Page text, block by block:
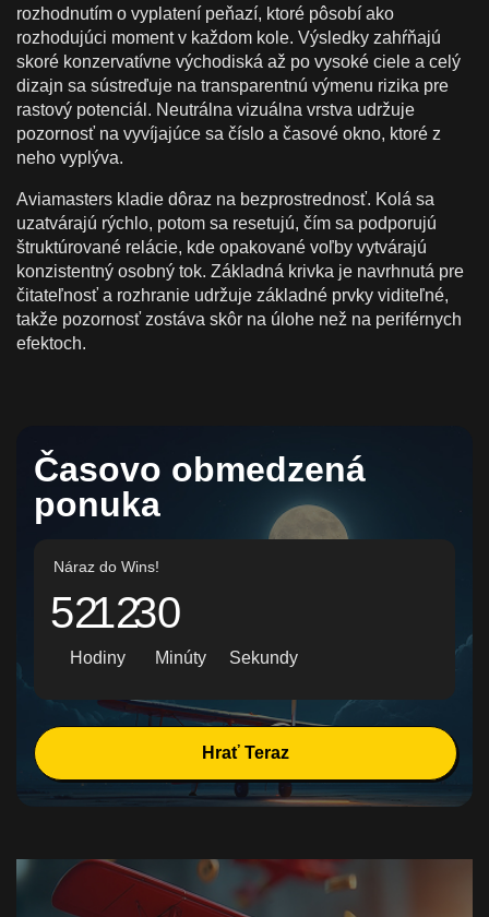
rozhodnutím o vyplatení peňazí, ktoré pôsobí ako
rozhodujúci moment v každom kole. Výsledky zahŕňajú
skoré konzervatívne východiská až po vysoké ciele a celý
dizajn sa sústreďuje na transparentnú výmenu rizika pre
rastový potenciál. Neutrálna vizuálna vrstva udržuje
pozornosť na vyvíjajúce sa číslo a časové okno, ktoré z
neho vyplýva.
Aviamasters kladie dôraz na bezprostrednosť. Kolá sa
uzatvárajú rýchlo, potom sa resetujú, čím sa podporujú
štruktúrované relácie, kde opakované voľby vytvárajú
konzistentný osobný tok. Základná krivka je navrhnutá pre
čitateľnosť a rozhranie udržuje základné prvky viditeľné,
takže pozornosť zostáva skôr na úlohe než na periférnych
efektoch.
Časovo obmedzená
ponuka
Náraz do Wins!
521228
Hodiny Minúty Sekundy
Hrať Teraz